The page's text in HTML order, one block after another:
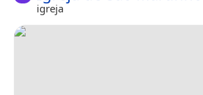
igreja